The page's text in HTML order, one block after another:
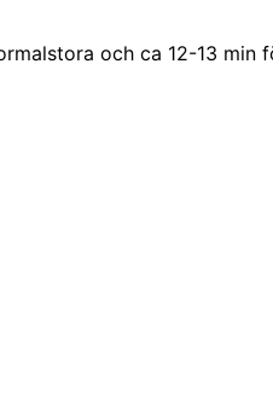
och ca 12-13 min